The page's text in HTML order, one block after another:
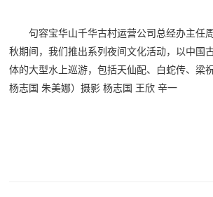
句容宝华山千华古村运营公司总经办主任
秋期间，我们推出系列夜间文化活动，以中国
体的大型水上巡游，包括天仙配、白蛇传、梁
杨志国 朱美娜）摄影 杨志国 王欣 辛一